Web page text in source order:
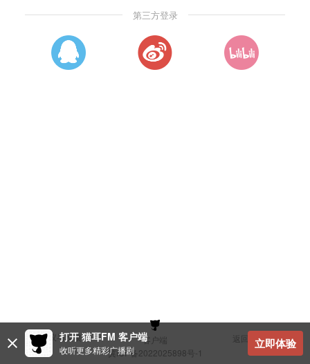
第三方登录
建议与反馈 客户端
返回顶部
冀ICP备2022025898号-1
打开 猫耳FM 客户端
收听更多精彩广播剧 立即体验